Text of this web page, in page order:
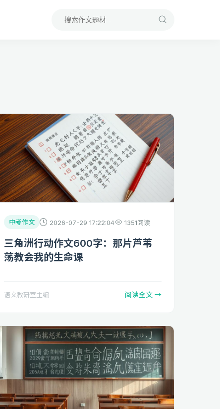
中考作文 2026-07-29 17:22:04 1351阅读
三角洲行动作文600字：那片芦苇
荡教会我的生命课
语文教研室主编 阅读全文 →